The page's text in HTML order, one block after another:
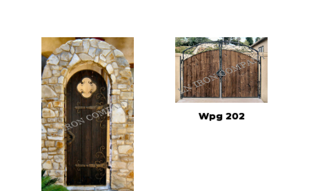
Wpg 202